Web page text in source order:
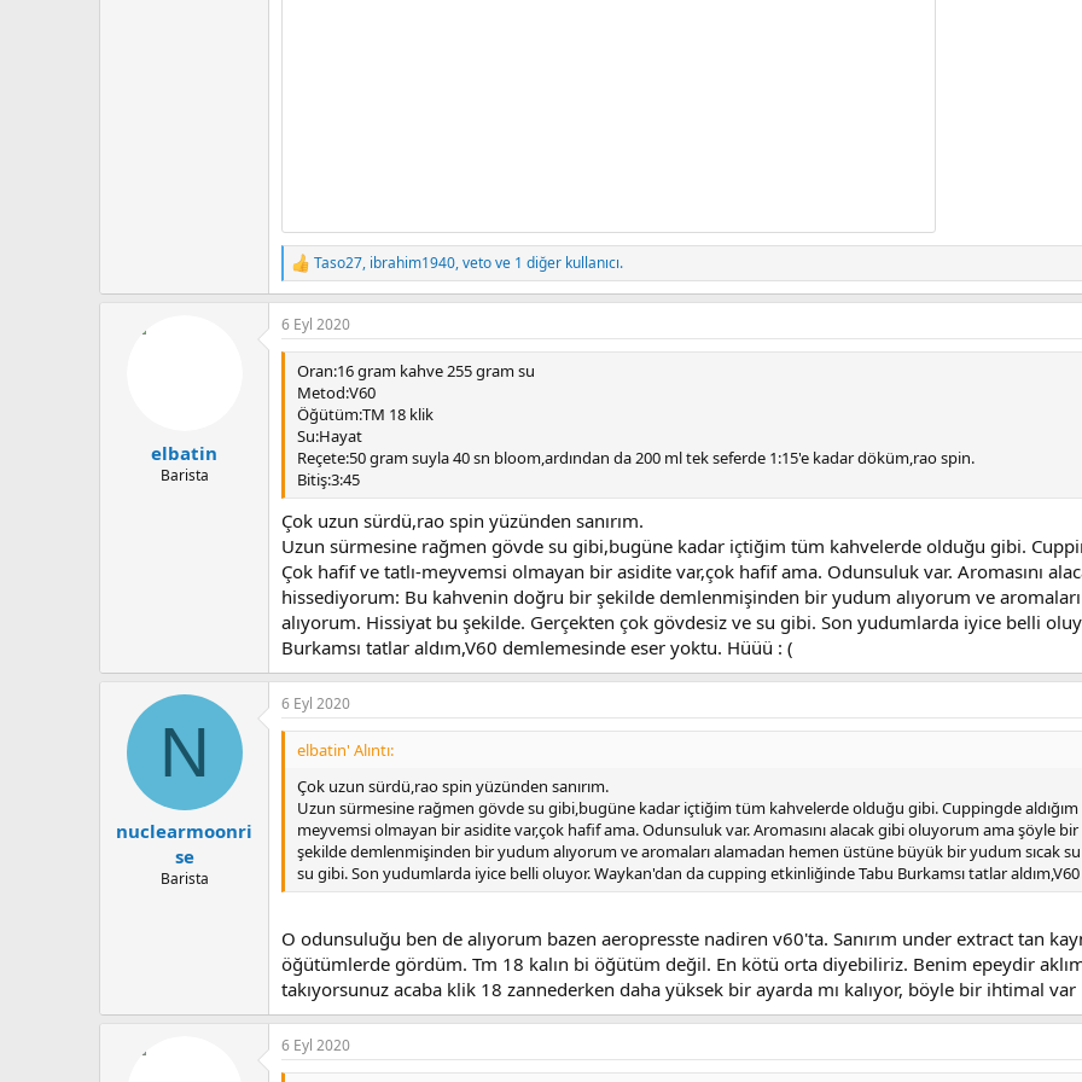
T
e
p
k
i
Taso27, ibrahim1940,vetove 1 diğer kullanıcı.
elbatin
Barista
6 Eyl 2020
Oran:16 gram kahve 255 gram su
Metod:V60
Öğütüm:TM 18 klik
Su:Hayat
Reçete:50 gram suyla 40 sn bloom,ardından da 200 ml tek seferde 1:15'e kadar döküm,rao spin.
Bitiş:3:45
Çok uzun sürdü,rao spin yüzünden sanırım.
Uzun sürmesine rağmen gövde su gibi,bugüne kadar içtiğim tüm kahvelerde olduğu gibi.
Çok hafif ve tatlı-meyvemsi olmayan bir asidite var,çok hafif ama. Odunsuluk var. Aromasını
hissediyorum: Bu kahvenin doğru bir şekilde demlenmişinden bir yudum alıyorum ve
alıyorum. Hissiyat bu şekilde. Gerçekten çok gövdesiz ve su gibi. Son yudumlarda iyice belli
Burkamsı tatlar aldım,V60 demlemesinde eser yoktu. Hüüü : (
N
nuclearmoonri
se
Barista
6 Eyl 2020
elbatin' Alıntı:
Çok uzun sürdü,rao spin yüzünden sanırım.
Uzun sürmesine rağmen gövde su gibi,bugüne kadar içtiğim tüm kahvelerde olduğu gibi. Cuppingde
meyvemsi olmayan bir asidite var,çok hafif ama. Odunsuluk var. Aromasını alacak gibi oluyorum ama şöyle
şekilde demlenmişinden bir yudum alıyorum ve aromaları alamadan hemen üstüne büyük bir yudum sıcak
su gibi. Son yudumlarda iyice belli oluyor. Waykan'dan da cupping etkinliğinde Tabu Burkamsı tatlar
O odunsuluğu ben de alıyorum bazen aeropresste nadiren v60'ta. Sanırım under extract tan
öğütümlerde gördüm. Tm 18 kalın bi öğütüm değil. En kötü orta diyebiliriz. Benim epeydir
takıyorsunuz acaba klik 18 zannederken daha yüksek bir ayarda mı kalıyor, böyle bir ihtimal var
6 Eyl 2020